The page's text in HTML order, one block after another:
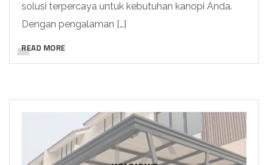
solusi terpercaya untuk kebutuhan kanopi Anda.
Dengan pengalaman […]
READ MORE